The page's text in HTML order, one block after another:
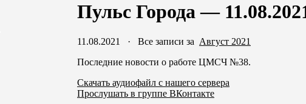
Пульс Города —
11.08.2021 · Все записи за Август 2021
Последние новости о работе ЦМСЧ №38.
Скачать аудиофайл с нашего сервера
Прослушать в группе ВКонтакте